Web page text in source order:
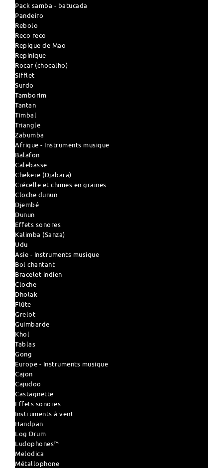
Pack samba - batucada
Pandeiro
Rebolo
Reco reco
Repique de Mao
Repinique
Rocar (chocalho)
Sifflet
Surdo
Tamborim
Tantan
Timbal
Triangle
Zabumba
Afrique - Instruments musique
Balafon
Calebasse
Chekere (Djabara)
Crécelle et chimes en graines
Cloche dunun
Djembé
Dunun
Effets sonores
Kalimba (Sanza)
Udu
Asie - Instruments musique
Bol chantant
Bracelet indien
Cloche
Dholak
Flûte
Grelot
Guimbarde
Khol
Tablas
Gong
Europe - Instruments musique
Cajon
Cajudoo
Castagnette
Effets sonores
Instruments à vent
Handpan
Log Drum
Ludophones™
Melodica
Métallophone